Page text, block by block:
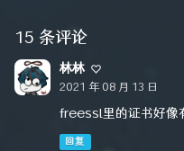
15 条评论
林林
2021 年 08 月 13 日
freessl里的证书好像
回复